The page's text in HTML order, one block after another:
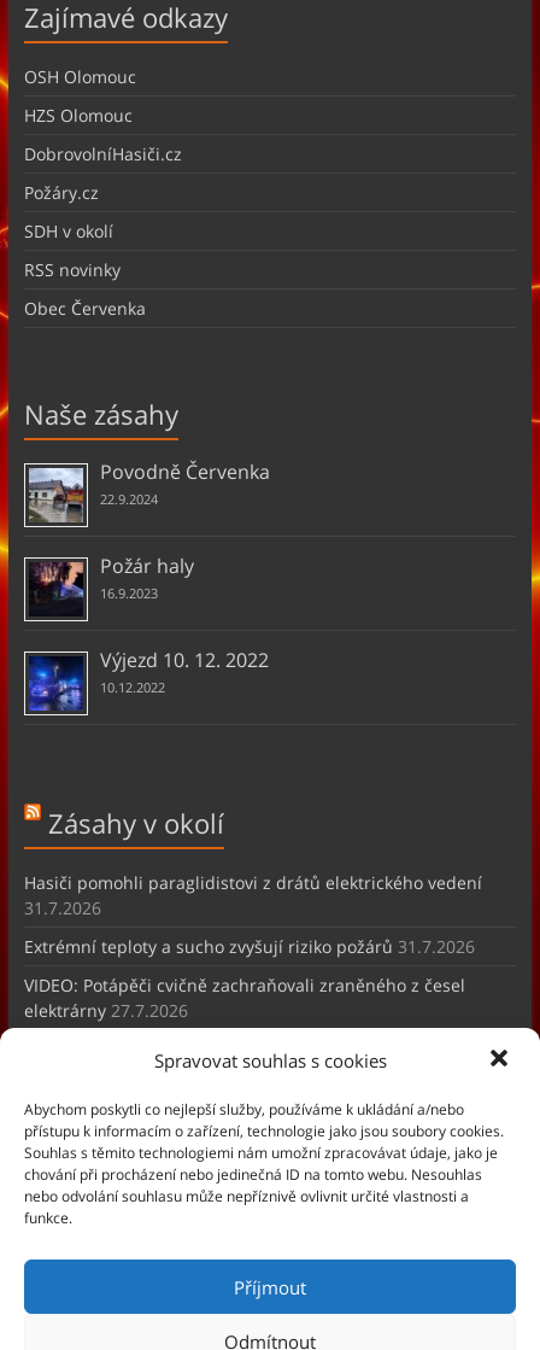
Spravovat souhlas s cookies
Abychom poskytli co nejlepší služby, používáme k ukládání a/nebo
přístupu k informacím o zařízení, technologie jako jsou soubory cookies.
Souhlas s těmito technologiemi nám umožní zpracovávat údaje, jako je
chování při procházení nebo jedinečná ID na tomto webu. Nesouhlas
nebo odvolání souhlasu může nepříznivě ovlivnit určité vlastnosti a
funkce.
Příjmout
Odmítnout
Zajímavé odkazy
OSH Olomouc
HZS Olomouc
DobrovolníHasiči.cz
Požáry.cz
SDH v okolí
RSS novinky
Obec Červenka
Naše zásahy
Povodně Červenka
22.9.2024
Požár haly
16.9.2023
Výjezd 10. 12. 2022
10.12.2022
Zásahy v okolí
Hasiči pomohli paraglidistovi z drátů elektrického vedení
31.7.2026
Extrémní teploty a sucho zvyšují riziko požárů 31.7.2026
VIDEO: Potápěči cvičně zachraňovali zraněného z česel
elektrárny 27.7.2026
O nás
Jednotka požární ochrany JSDH je organizační složka obce,
která je povinně ze zákona 133/1985 Sb. zřízena obcí.
SDH, jejiž smylem je práce s mládeží, požární sport a
pořádání kulturních akcí pro občany.